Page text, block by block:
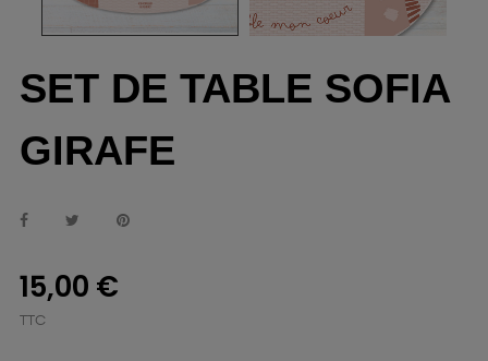
SET DE TABLE SOFIA
GIRAFE
15,00 €
TTC